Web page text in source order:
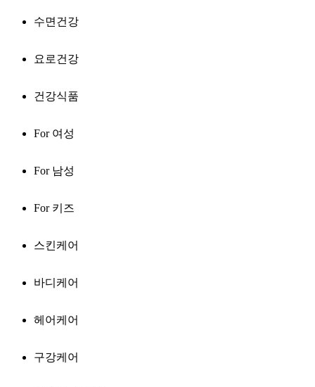
수면건강
요로건강
건강식품
For 여성
For 남성
For 키즈
스킨케어
바디케어
헤어케어
구강케어